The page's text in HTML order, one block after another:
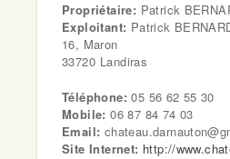
Propriétaire: Patrick
Exploitant: Patrick
16, Maron
33720 Landiras
Téléphone:05 56 62 55 30
Mobile:06 87 84 74 03
Email:
Site Internet: http://